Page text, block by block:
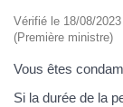
Vérifié le 18/08/
(Première ministre)
Vous êtes
Si la durée de la